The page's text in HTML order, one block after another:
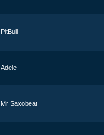
PitBull
Adele
Mr Saxobeat